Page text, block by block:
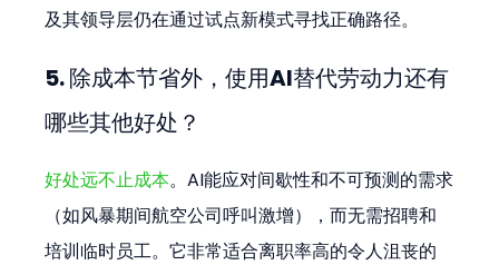
及其领导层仍在通过试点新模式寻找正确路径。
5. 除成本节省外，使用AI替代劳动力还有
哪些其他好处？
好处远不止成本。AI能应对间歇性和不可预测的需求
（如风暴期间航空公司呼叫激增），而无需招聘和
培训临时员工。它非常适合离职率高的令人沮丧的